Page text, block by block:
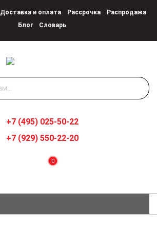
Доставка и оплата Рассрочка
Распродажа
Блог
Словарь
0
+7 (495) 025-50-22
+7 (929) 550-22-20